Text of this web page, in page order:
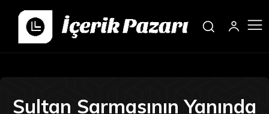
Sultan Sarmasının Yanında